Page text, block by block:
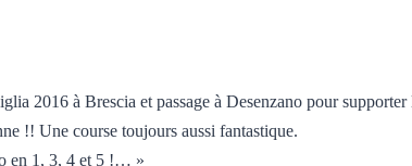
2016 à Brescia et passage à Desenzano pour
!! Une course toujours aussi fantastique.
en 1, 3, 4 et 5 !… »